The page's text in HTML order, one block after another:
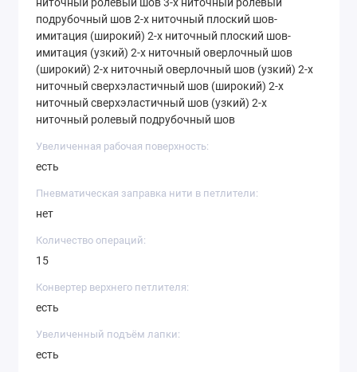
домашнего использования, а также для
профессионального шитья в небольших мастерских и
ателье.
подрубочный шов 2-х ниточный плоский шов-
имитация (широкий) 2-х ниточный плоский шов-
имитация (узкий) 2-х ниточный оверлочный шов
(широкий) 2-х ниточный оверлочный шов (узкий) 2-х
ниточный сверхэластичный шов (широкий) 2-х
ниточный сверхэластичный шов (узкий) 2-х
ниточный ролевый подрубочный шов
Увеличенная рабочая поверхность:
есть
Пневматическая заправка нити в петлители:
нет
Количество операций:
15
Конвертер верхнего петлителя:
есть
Увеличенный подъём лапки:
есть